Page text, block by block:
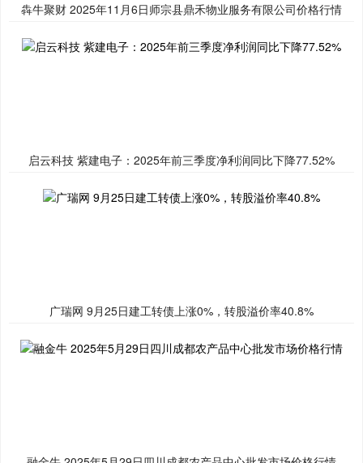
犇牛聚财 2025年11月6日师宗县鼎禾物业服务有限公司价格行情
启云科技 紫建电子：2025年前三季度净利润同比下降77.52%
广瑞网 9月25日建工转债上涨0%，转股溢价率40.8%